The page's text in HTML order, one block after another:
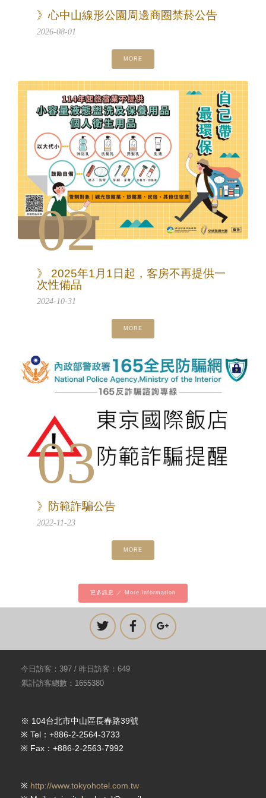
》心中山線形公園周邊商圈禁菸公告
2026-08-01
MORE
02
》 2025年1月1日起，客房不再提供一
次性備品
2024-10-31
MORE
03
》防範詐騙公告
2022-11-23
MORE
更多訊息 ／ More information
今日訪客：397 / 昨日訪客：649
累計訪客總數：1655380
※ 104台北市中山區長春路39號
※ Tel：+886-2-2564-3733
※ Fax：+886-2-2563-7992
※ http://www.tokyohotel.com.tw